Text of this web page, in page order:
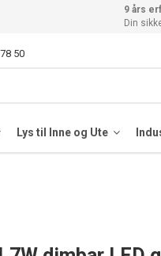
9 års
Din
50
Lys til Inne og Ute